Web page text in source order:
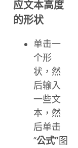
应文本高度
的形状
单击一
个形
状，然
后输入
一些文
本，然
后单击
“公式”图